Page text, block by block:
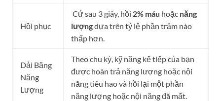
Hồi phục
Cứ sau 3 giây, hồi 2% máu hoặc năng
lượngdựa trên tỷ lệ phần trăm nào
thấp hơn.
Dải Băng
Năng
Lượng
Theo chu kỳ, kỹ năng kế tiếp của bạn
được hoàn trả năng lượng hoặc nội
năng tiêu hao và hồi lại một phần
năng lượng hoặc nội năng đã mất.